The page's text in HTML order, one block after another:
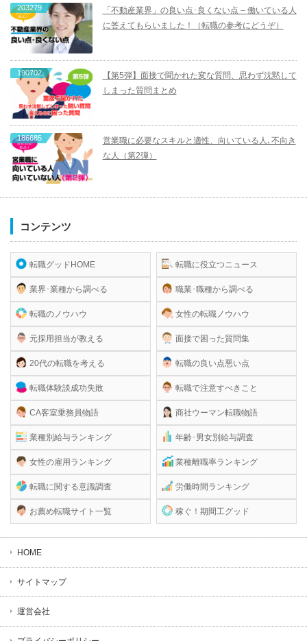
203279
「不動産業界」の良い点･良くない点 – 働いている人
に答えてもらいました！（転職の参考にどうぞ）
190702
【第5弾】面接で聞かれた変な質問、思わず沈黙して
しまった質問まとめ
186685
営業職に必要なスキルと適性、向いている人､不向き
な人（第2弾）
コンテンツ
転職グッドHOME
業界･業種から調べる
転職のノウハウ
元採用担当が教える
20代の転職を考える
転職体験談成功失敗
CA客室乗務員物語
業種別給与ランキング
女性の雇用ランキング
転職に関する意識調査
お薦め転職サイト一覧
転職に役立つニュース
職業･職種から調べる
女性の転職ノウハウ
面接で困った質問集
転職の良い点悪い点
転職で注意すべきこと
商社ウーマン転職物語
年齢･男女別給与調査
業種離職率ランキング
労働時間ランキング
稼ぐ！期間工グッド
HOME
サイトマップ
運営会社